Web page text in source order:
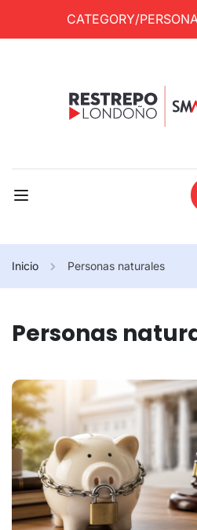
CATEGORY/
Inicio Personas naturales
Personas